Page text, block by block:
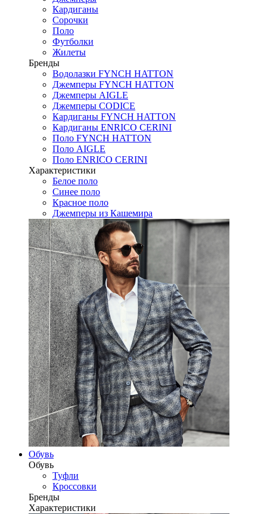
Кардиганы
Сорочки
Поло
Футболки
Жилеты
Бренды
Водолазки FYNCH HATTON
Джемперы FYNCH HATTON
Джемперы AIGLE
Джемперы CODICE
Кардиганы FYNCH HATTON
Кардиганы ENRICO CERINI
Поло FYNCH HATTON
Поло AIGLE
Поло ENRICO CERINI
Характеристики
Белое поло
Синее поло
Красное поло
Джемперы из Кашемира
Обувь
Обувь
Туфли
Кроссовки
Бренды
Характеристики